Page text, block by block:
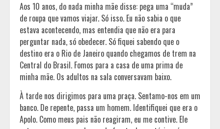
Aos 10 anos, do nada minha mãe disse: pega uma “muda”
de roupa que vamos viajar. Só isso. Eu não sabia o que
estava acontecendo, mas entendia que não era para
perguntar nada, só obedecer. Só fiquei sabendo que o
destino era o Rio de Janeiro quando chegamos de trem na
Central do Brasil. Fomos para a casa de uma prima de
minha mãe. Os adultos na sala conversavam baixo.
À tarde nos dirigimos para uma praça. Sentamo-nos em um
banco. De repente, passa um homem. Identifiquei que era o
Apolo. Como meus pais não reagiram, eu me contive. Ele